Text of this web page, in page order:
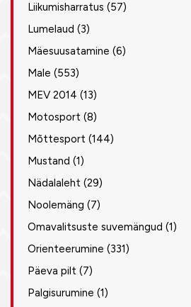
Liikumisharratus (57)
Lumelaud (3)
Mäesuusatamine (6)
Male (553)
MEV 2014 (13)
Motosport (8)
Mõttesport (144)
Mustand (1)
Nädalaleht (29)
Noolemäng (7)
Omavalitsuste suvemängud (1)
Orienteerumine (331)
Päeva pilt (7)
Palgisurumine (1)